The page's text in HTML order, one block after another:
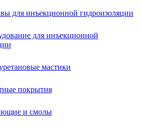
для инъекционной гидроизоляции
для инъекционной
мастики
покрытия
и смолы